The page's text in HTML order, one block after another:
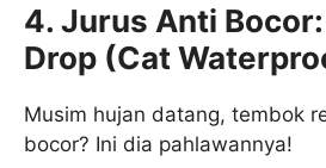
4. Jurus Anti
Drop (Cat
Musim hujan datang, tembok
bocor? Ini dia pahlawannya!